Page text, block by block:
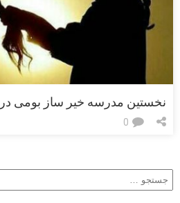
نخستین مدرسه خیر ساز بومی
0